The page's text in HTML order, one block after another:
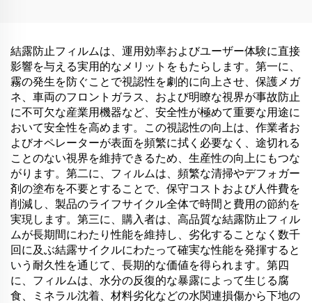
結露防止フィルムは、運用効率およびユーザー体験に直接
影響を与える実用的なメリットをもたらします。第一に、
霧の発生を防ぐことで視認性を劇的に向上させ、保護メガ
ネ、車両のフロントガラス、および明瞭な視界が事故防止
に不可欠な産業用機器など、安全性が極めて重要な用途に
おいて安全性を高めます。この視認性の向上は、作業者お
よびオペレーターが表面を頻繁に拭く必要なく、途切れる
ことのない視界を維持できるため、生産性の向上にもつな
がります。第二に、フィルムは、頻繁な清掃やデフォガー
剤の塗布を不要とすることで、保守コストおよび人件費を
削減し、製品のライフサイクル全体で時間と費用の節約を
実現します。第三に、購入者は、高品質な結露防止フィル
ムが長期間にわたり性能を維持し、劣化することなく数千
回に及ぶ結露サイクルにわたって確実な性能を発揮すると
いう耐久性を通じて、長期的な価値を得られます。第四
に、フィルムは、水分の反復的な暴露によって生じる腐
食、ミネラル沈着、材料劣化などの水関連損傷から下地の